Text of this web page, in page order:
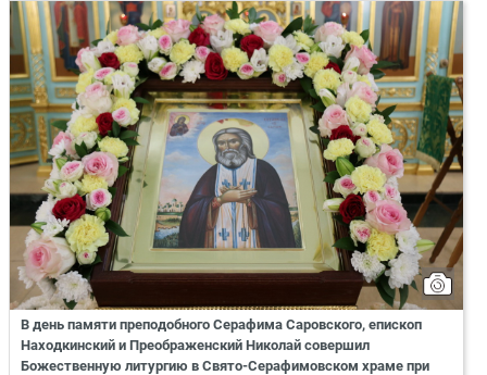
В день памяти преподобного Серафима Саровского, епископ
Находкинский и Преображенский Николай совершил
Божественную литургию в Свято-Серафимовском храме при